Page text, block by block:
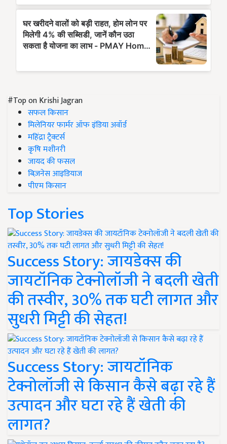
#Top on Krishi Jagran
सफल किसान
मिलेनियर फार्मर ऑफ इंडिया अवॉर्ड
महिंद्रा ट्रैक्टर्स
कृषि मशीनरी
जायद की फसल
बिज़नेस आइडियाज
पीएम किसान
Top Stories
Success Story: जायडेक्स की
जायटॉनिक टेक्नोलॉजी ने बदली खेती
की तस्वीर, 30% तक घटी लागत और
सुधरी मिट्टी की सेहत!
Success Story: जायटॉनिक
टेक्नोलॉजी से किसान कैसे बढ़ा रहे हैं
उत्पादन और घटा रहे हैं खेती की
लागत?